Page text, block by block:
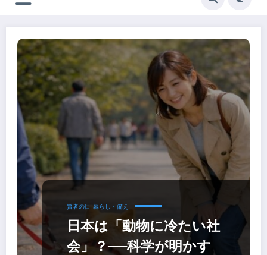
賢者の目 暮らし・備え
日本は「動物に冷たい社
会」？──科学が明かす